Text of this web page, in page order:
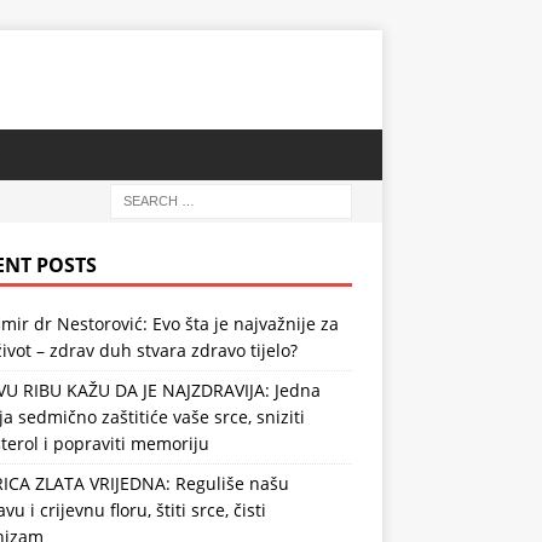
POSTS
dr Nestorović: Evo šta je najvažnije za
– zdrav duh stvara zdravo tijelo?
RIBU KAŽU DA JE NAJZDRAVIJA: Jedna
sedmično zaštitiće vaše srce, sniziti
i popraviti memoriju
ZLATA VRIJEDNA: Reguliše našu
i crijevnu floru, štiti srce, čisti